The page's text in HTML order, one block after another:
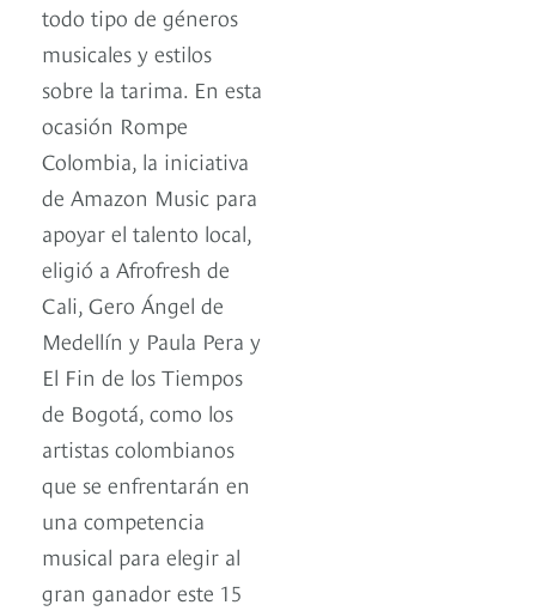
todo tipo de géneros
musicales y estilos
sobre la tarima. En esta
ocasión Rompe
Colombia, la iniciativa
de Amazon Music para
apoyar el talento local,
eligió a Afrofresh de
Cali, Gero Ángel de
Medellín y Paula Pera y
El Fin de los Tiempos
de Bogotá, como los
artistas colombianos
que se enfrentarán en
una competencia
musical para elegir al
gran ganador este 15